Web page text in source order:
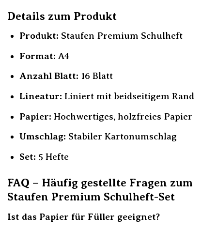
Details zum Produkt
Produkt: Staufen Premium Schulheft
Format: A4
Anzahl Blatt: 16 Blatt
Lineatur: Liniert mit beidseitigem Rand
Papier: Hochwertiges, holzfreies Papier
Umschlag: Stabiler Kartonumschlag
Set: 5 Hefte
FAQ – Häufig gestellte Fragen zum
Staufen Premium Schulheft-Set
Ist das Papier für Füller geeignet?